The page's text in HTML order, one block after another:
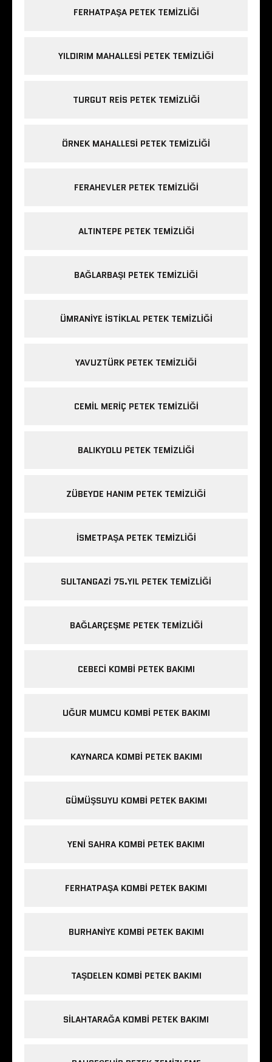
FERHATPAŞA PETEK TEMIZLIĞI
YILDIRIM MAHALLESI PETEK TEMIZLIĞI
TURGUT REIS PETEK TEMIZLIĞI
ÖRNEK MAHALLESI PETEK TEMIZLIĞI
FERAHEVLER PETEK TEMIZLIĞI
ALTINTEPE PETEK TEMIZLIĞI
BAĞLARBAŞI PETEK TEMIZLIĞI
ÜMRANIYE ISTIKLAL PETEK TEMIZLIĞI
YAVUZTÜRK PETEK TEMIZLIĞI
CEMIL MERIÇ PETEK TEMIZLIĞI
BALIKYOLU PETEK TEMIZLIĞI
ZÜBEYDE HANIM PETEK TEMIZLIĞI
ISMETPAŞA PETEK TEMIZLIĞI
SULTANGAZI 75.YIL PETEK TEMIZLIĞI
BAĞLARÇEŞME PETEK TEMIZLIĞI
CEBECI KOMBI PETEK BAKIMI
UĞUR MUMCU KOMBI PETEK BAKIMI
KAYNARCA KOMBI PETEK BAKIMI
GÜMÜŞSUYU KOMBI PETEK BAKIMI
YENI SAHRA KOMBI PETEK BAKIMI
FERHATPAŞA KOMBI PETEK BAKIMI
BURHANIYE KOMBI PETEK BAKIMI
TAŞDELEN KOMBI PETEK BAKIMI
SILAHTARAĞA KOMBI PETEK BAKIMI